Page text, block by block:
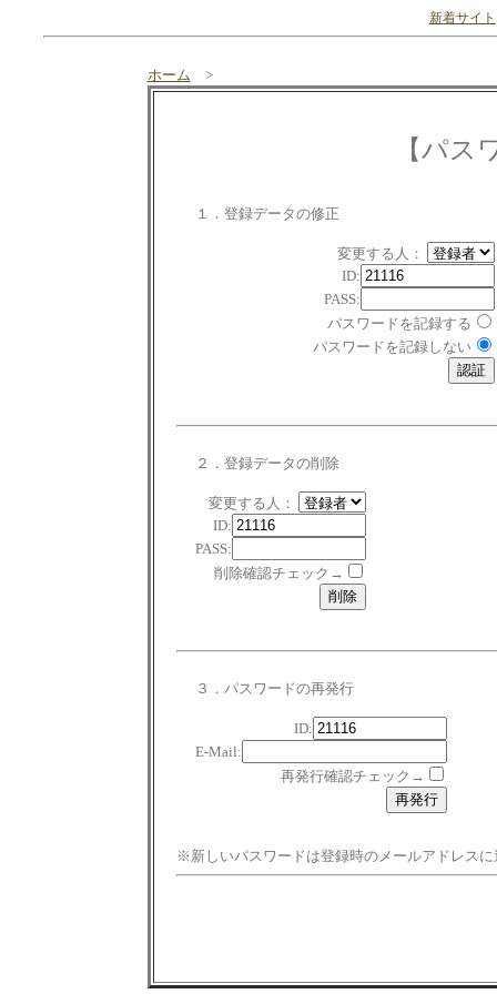
新着サイト
ホーム >
【パス
１．登録データの修正
変更する人：
ID:
PASS:
パスワードを記録する
パスワードを記録しない
２．登録データの削除
変更する人：
ID:
PASS:
削除確認チェック→
３．パスワードの再発行
ID:
E-Mail:
再発行確認チェック→
※新しいパスワードは登録時のメールアドレスに